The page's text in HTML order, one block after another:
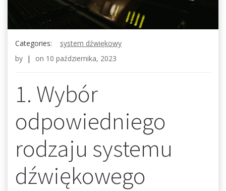
Categories:
system dźwiękowy
by | on 10 października, 2023
1. Wybór
odpowiedniego
rodzaju systemu
dźwiękowego